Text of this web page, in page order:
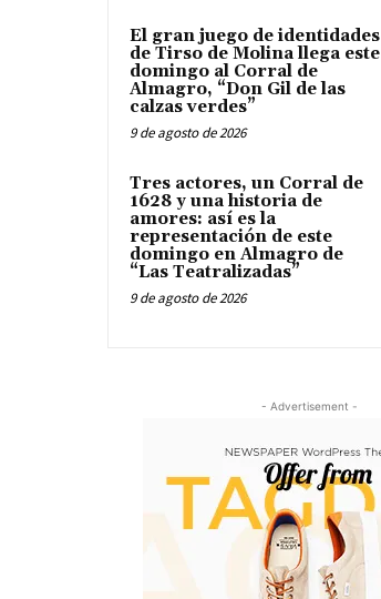
El gran juego de identidades
de Tirso de Molina llega este
domingo al Corral de
Almagro, “Don Gil de las
calzas verdes”
9 de agosto de 2026
Tres actores, un Corral de
1628 y una historia de
amores: así es la
representación de este
domingo en Almagro de
“Las Teatralizadas”
9 de agosto de 2026
- Advertisement -